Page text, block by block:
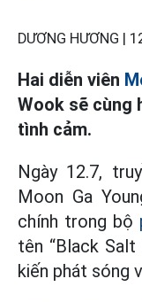
DƯƠNG HƯƠNG |
Hai diễn viên
Wook sẽ cùng
tình cảm.
Ngày 12.7,
Moon Ga
chính trong bộ
tên “Black
kiến phát sóng